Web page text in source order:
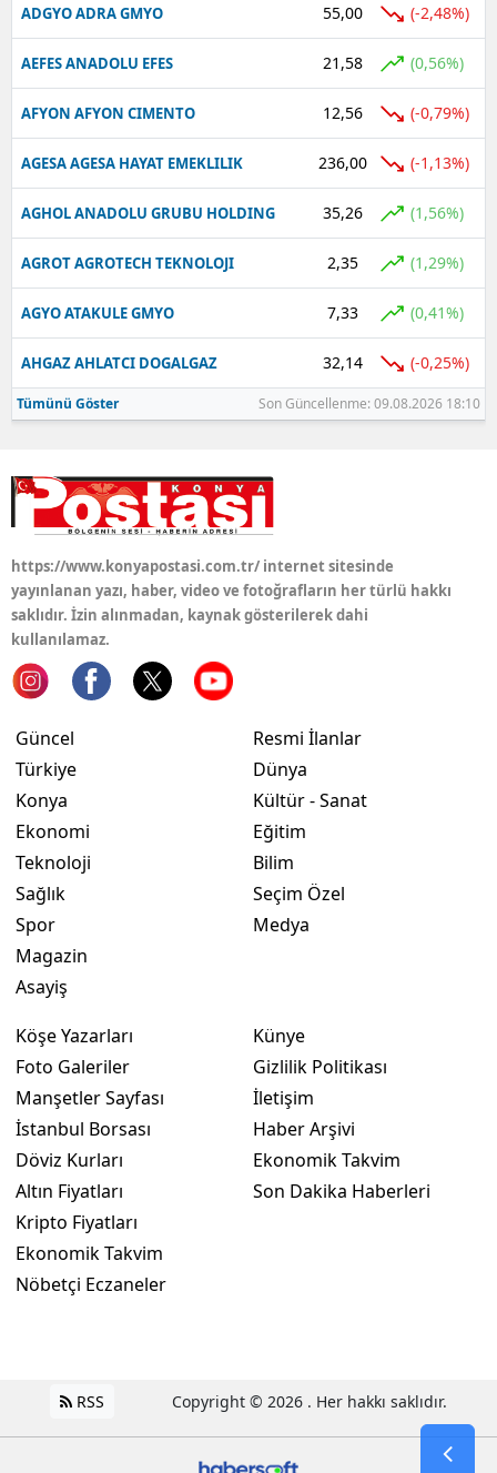
Yalova
Karabük
Kilis
Osmaniye
Düzce
ADGYO ADRA GMYO 55,00 (-2,48%)
AEFES ANADOLU EFES 21,58 (0,56%)
AFYON AFYON CIMENTO 12,56 (-0,79%)
AGESA AGESA HAYAT EMEKLILIK 236,00 (-1,13%)
AGHOL ANADOLU GRUBU HOLDING 35,26 (1,56%)
AGROT AGROTECH TEKNOLOJI 2,35 (1,29%)
AGYO ATAKULE GMYO 7,33 (0,41%)
AHGAZ AHLATCI DOGALGAZ 32,14 (-0,25%)
Tümünü Göster Son Güncellenme: 09.08.2026 18:10
https://www.konyapostasi.com.tr/ internet sitesinde
yayınlanan yazı, haber, video ve fotoğrafların her türlü hakkı
saklıdır. İzin alınmadan, kaynak gösterilerek dahi
kullanılamaz.
Güncel
Türkiye
Konya
Ekonomi
Teknoloji
Sağlık
Spor
Magazin
Asayiş
Resmi İlanlar
Dünya
Kültür - Sanat
Eğitim
Bilim
Seçim Özel
Medya
Köşe Yazarları
Foto Galeriler
Manşetler Sayfası
İstanbul Borsası
Döviz Kurları
Altın Fiyatları
Kripto Fiyatları
Ekonomik Takvim
Nöbetçi Eczaneler
Künye
Gizlilik Politikası
İletişim
Haber Arşivi
Ekonomik Takvim
Son Dakika Haberleri
RSS Copyright © 2026 . Her hakkı saklıdır.